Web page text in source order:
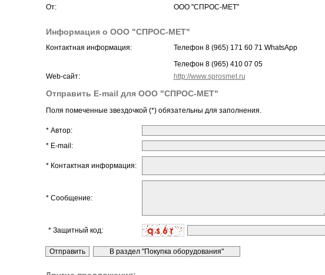
От:
ООО "СПРОС-МЕТ"
Информация о ООО "СПРОС-МЕТ"
Контактная информация:
Телефон 8 (965) 171 60 71 WhatsApp
Телефон 8 (965) 410 07 05
Web-сайт:
http://www.sprosmet.ru
Отправить E-mail для ООО "СПРОС-МЕТ"
Поля помеченные звездочкой (*) обязательны для заполнения.
* Автор:
* E-mail:
* Контактная информация:
* Сообщение:
* Защитный код: